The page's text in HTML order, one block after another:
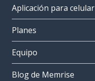
Aplicación para celular
Planes
Equipo
Blog de Memrise